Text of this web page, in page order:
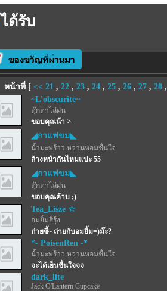
ได้รับ
หน้าที่ [ << 21 , 22, 23, 24, 25, 26, 27, 28,
~L'obscurite~
ตุ๊กตาไล่ฝน
ขอบคุณน้า >
◢กาแฟขม◣
น้ำมะพร้าว หวานหอมชื่นใจ
ล้างหน้ากันไหมแปะ 55
◢กาแฟขม◣
ตุ๊กตาไล่ฝน
ขอบคุณค้าบ ;)
Tea_Lisze ☆
อมยิ้มสีรุ้ง
ถ่ายซี้~ ถ่ายกับอมยิ้ม=)ม๊ะ?
*- PoisenRen -*
น้ำมะพร้าว หวานหอมชื่นใจ
จะได้เย็นชื่นใจจจ
dark_lite
Jack O'Lantern Cupcake